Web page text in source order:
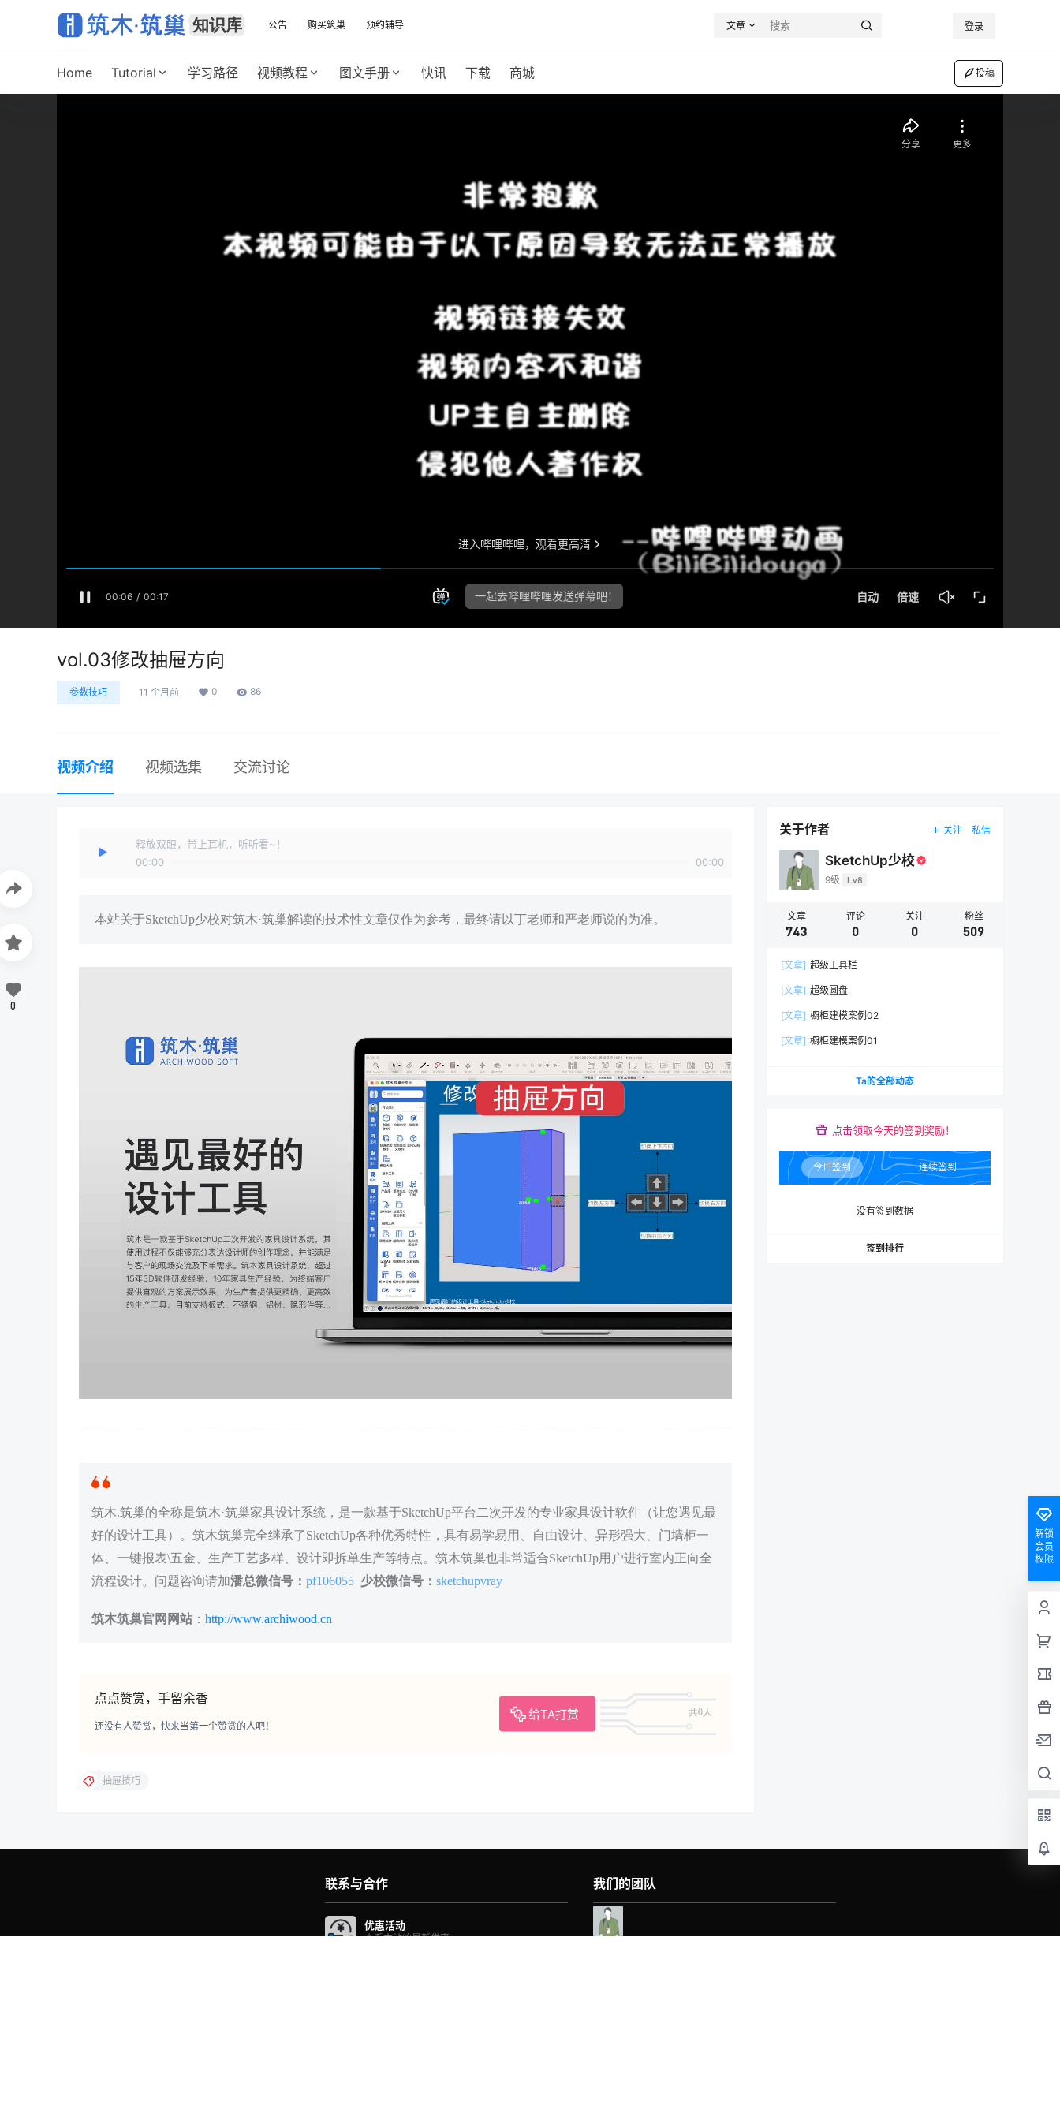
公告 购买筑巢 预约辅导 文章 登录
Home Tutorial 学习路径 视频教程 图文手册 快讯 下载 商城 投稿
vol.03修改抽屉方向
参数技巧 11 个月前 0 86
视频介绍 视频选集 交流讨论
释放双眼，带上耳机，听听看~！
00:00
00:00
本站关于SketchUp少校对筑木·筑巢解读的技术性文章仅作为参考，最终请以丁老师和严老师说的为准。
筑木.筑巢的全称是筑木·筑巢家具设计系统，是一款基于SketchUp平台二次开发的专业家具设计软件（让您遇见最
好的设计工具）。筑木筑巢完全继承了SketchUp各种优秀特性，具有易学易用、自由设计、异形强大、门墙柜一
体、一键报表\五金、生产工艺多样、设计即拆单生产等特点。筑木筑巢也非常适合SketchUp用户进行室内正向全
流程设计。问题咨询请加潘总微信号： pf106055 少校微信号： sketchupvray
筑木筑巢官网网站 ： http://www.archiwood.cn
点点赞赏，手留余香
给TA打赏 共0人
还没有人赞赏，快来当第一个赞赏的人吧！
0
抽屉技巧
关于作者 关注 私信
SketchUp少校
9级 Lv8
文章
743
评论
0
关注
0
粉丝
509
[文章] 超级工具栏
[文章] 超级圆盘
[文章] 橱柜建模案例02
[文章] 橱柜建模案例01
Ta的全部动态
点击领取今天的签到奖励！
今日签到 连续签到
没有签到数据
签到排行
解锁
会员
权限
联系与合作
优惠活动
查看本站的最新优惠
我们的团队